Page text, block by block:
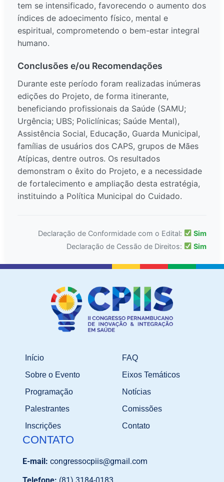
tem se intensificado, favorecendo o aumento dos
índices de adoecimento físico, mental e
espiritual, comprometendo o bem-estar integral
humano.
Conclusões e/ou Recomendações
Durante este período foram realizadas inúmeras
edições do Projeto, de forma itinerante,
beneficiando profissionais da Saúde (SAMU;
Urgência; UBS; Policlínicas; Saúde Mental),
Assistência Social, Educação, Guarda Municipal,
famílias de usuários dos CAPS, grupos de Mães
Atípicas, dentre outros. Os resultados
demonstram o êxito do Projeto, e a necessidade
de fortalecimento e ampliação desta estratégia,
instituindo a Política Municipal do Cuidado.
Declaração de Conformidade com o Edital:
Sim
Declaração de Cessão de Direitos:
Sim
Início
Sobre o Evento
Programação
Palestrantes
Inscrições
FAQ
Eixos Temáticos
Notícias
Comissões
Contato
CONTATO
E-mail: congressocpiis@gmail.com